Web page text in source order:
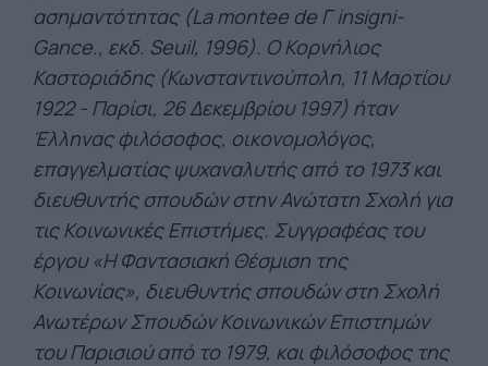
ασημαντότητας (La montee de Γ insigni-
Gance., εκδ. Seuil, 1996). Ο Κορνήλιος
Καστοριάδης (Κωνσταντινούπολη, 11 Μαρτίου
1922 - Παρίσι, 26 Δεκεμβρίου 1997) ήταν
Έλληνας φιλόσοφος, οικονομολόγος,
επαγγελματίας ψυχαναλυτής από το 1973 και
διευθυντής σπουδών στην Ανώτατη Σχολή για
τις Κοινωνικές Επιστήμες. Συγγραφέας του
έργου «Η Φαντασιακή Θέσμιση της
Κοινωνίας», διευθυντής σπουδών στη Σχολή
Ανωτέρων Σπουδών Κοινωνικών Επιστημών
του Παρισιού από το 1979, και φιλόσοφος της